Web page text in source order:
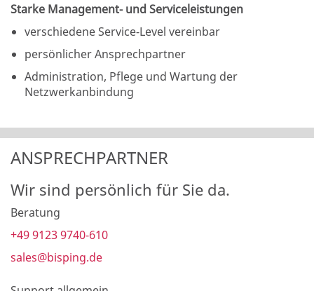
Starke Management- und Serviceleistungen
verschiedene Service-Level vereinbar
persönlicher Ansprechpartner
Administration, Pflege und Wartung der
Netzwerkanbindung
ANSPRECHPARTNER
Wir sind persönlich für Sie da.
Beratung
+49 9123 9740-610
sales@bisping.de